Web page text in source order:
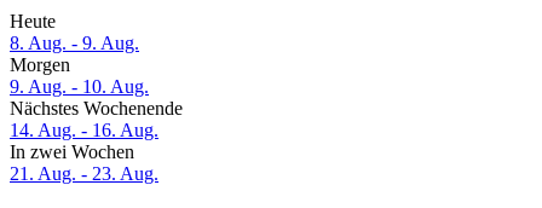
Heute
8. Aug. - 9. Aug.
Morgen
9. Aug. - 10. Aug.
Nächstes Wochenende
14. Aug. - 16. Aug.
In zwei Wochen
21. Aug. - 23. Aug.